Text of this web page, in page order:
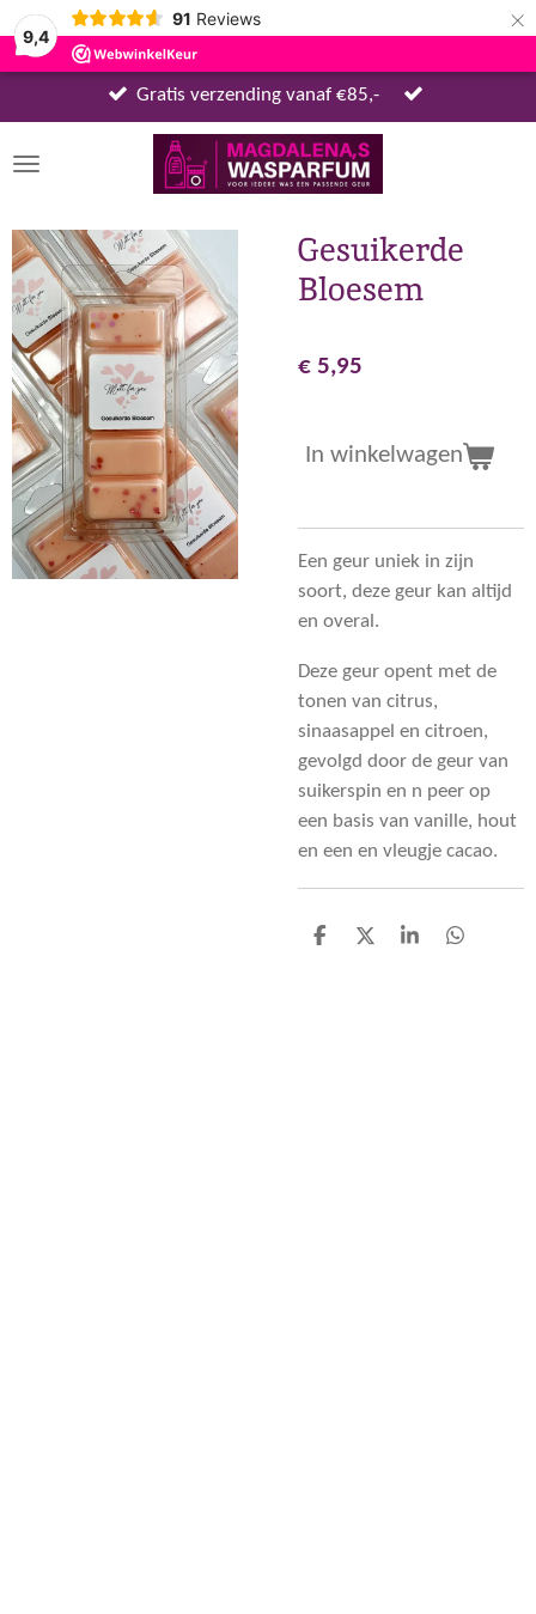
9,4
91 Reviews ×
Gratis verzending vanaf €85,-
Gesuikerde
Bloesem
€ 5,95
In winkelwagen
Een geur uniek in zijn
soort, deze geur kan altijd
en overal.
Deze geur opent met de
tonen van citrus,
sinaasappel en citroen,
gevolgd door de geur van
suikerspin en n peer op
een basis van vanille, hout
en een en vleugje cacao.
D
D
S
D